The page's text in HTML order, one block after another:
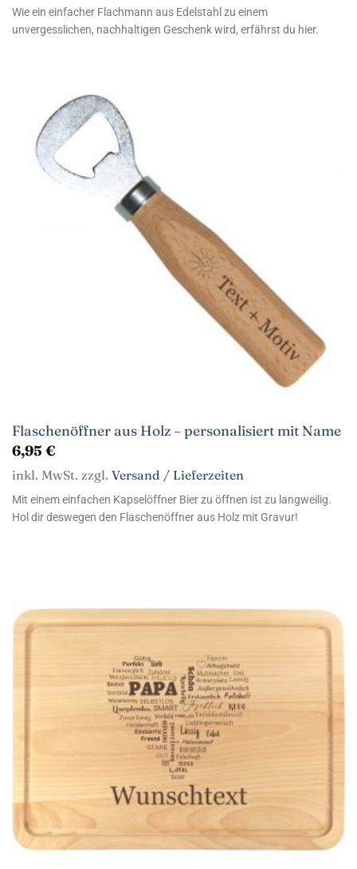
Wie ein einfacher Flachmann aus Edelstahl zu einem
unvergesslichen, nachhaltigen Geschenk wird, erfährst du hier.
Flaschenöffner aus Holz – personalisiert mit Name
6,95 €
inkl. MwSt. zzgl. Versand / Lieferzeiten
Mit einem einfachen Kapselöffner Bier zu öffnen ist zu langweilig.
Hol dir deswegen den Flaschenöffner aus Holz mit Gravur!